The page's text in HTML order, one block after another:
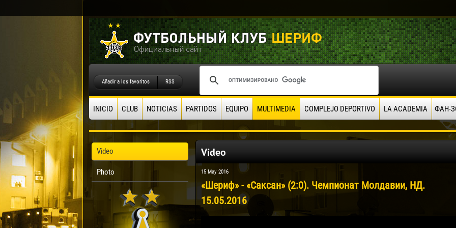
Añadir a los favoritos RSS
INICIO CLUB NOTICIAS PARTIDOS EQUIPO MULTIMEDIA COMPLEJO DEPORTIVO LA ACADEMIA ФАН-
Video
Photo
Video
15 May 2016
«Шериф» - «Саксан» (2:0). Чемпионат Молдавии, НД.
15.05.2016